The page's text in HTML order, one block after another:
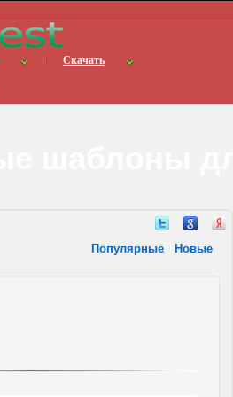
Скачать
Популярные Новые